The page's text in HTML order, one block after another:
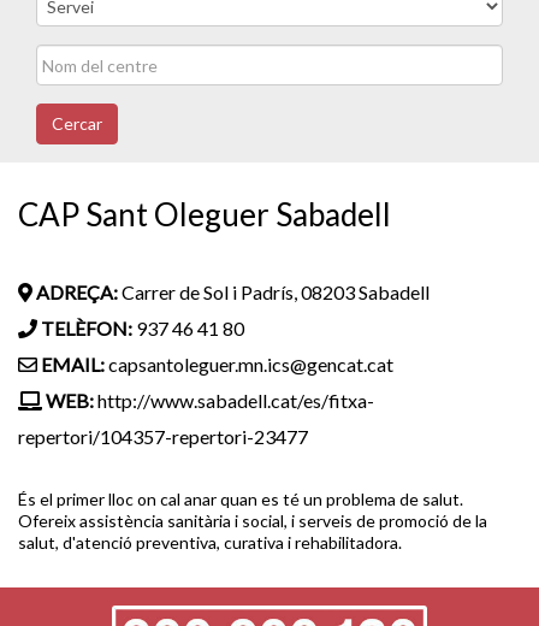
Cercar
CAP Sant Oleguer Sabadell
ADREÇA:Carrer de Sol i Padrís, 08203 Sabadell
TELÈFON: 937 46 41 80
EMAIL:capsantoleguer.mn.ics@gencat.cat
WEB:http://www.sabadell.cat/es/fitxa-
repertori/104357-repertori-23477
És el primer lloc on cal anar quan es té un problema de salut.
Ofereix assistència sanitària i social, i serveis de promoció de la
salut, d'atenció preventiva, curativa i rehabilitadora.